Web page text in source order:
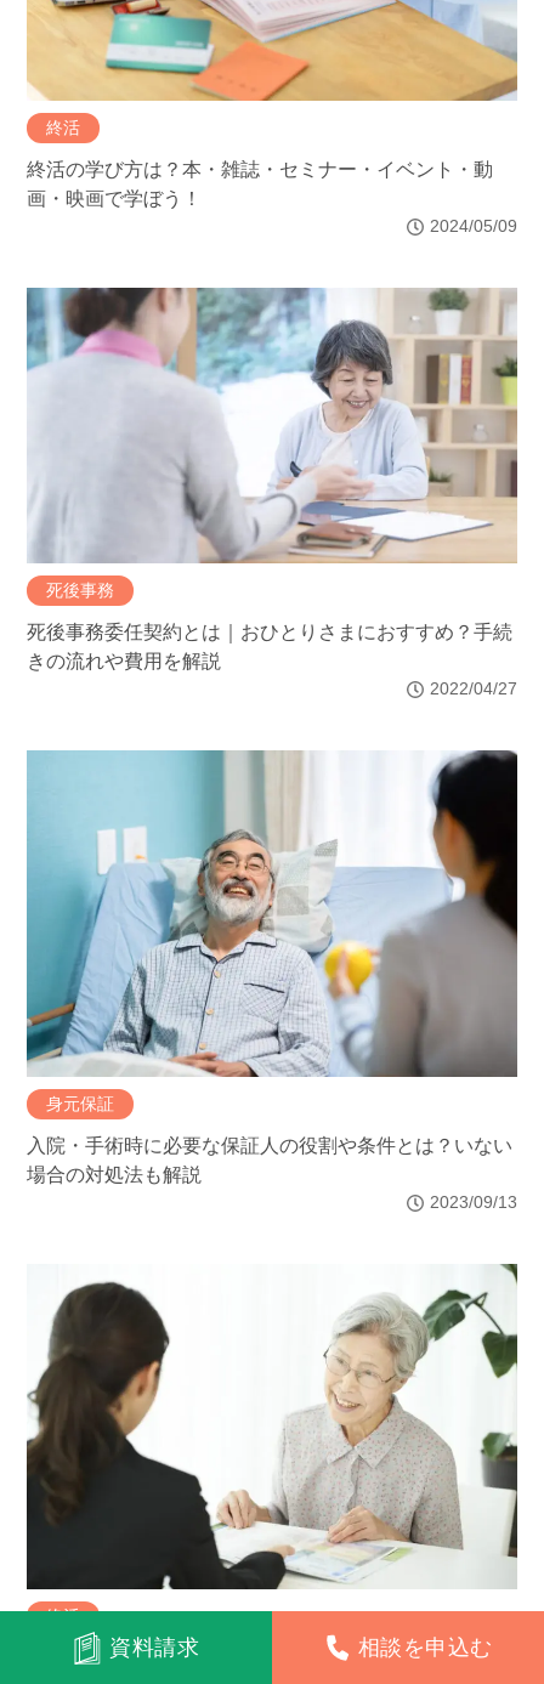
終活
終活の学び方は？本・雑誌・セミナー・イベント・動
画・映画で学ぼう！
2024/05/09
死後事務
死後事務委任契約とは｜おひとりさまにおすすめ？手続
きの流れや費用を解説
2022/04/27
身元保証
入院・手術時に必要な保証人の役割や条件とは？いない
場合の対処法も解説
2023/09/13
終活
おひとりさまの終活でやるべきことは？死後事務委任契
資料請求 相談を申込む